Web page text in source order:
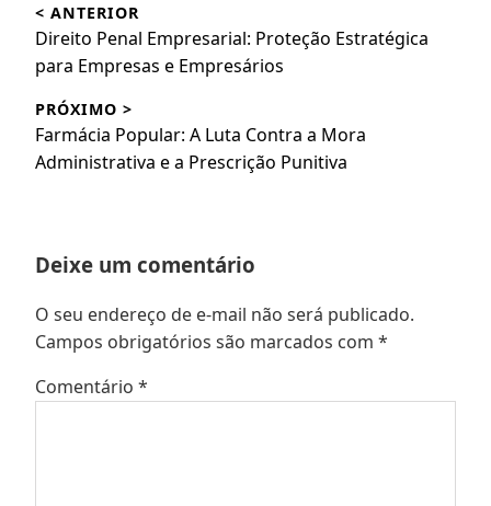
de
Post
< ANTERIOR
Post
anterior:
Direito Penal Empresarial: Proteção Estratégica
para Empresas e Empresários
PRÓXIMO >
Próximo
post:
Farmácia Popular: A Luta Contra a Mora
Administrativa e a Prescrição Punitiva
Deixe um comentário
O seu endereço de e-mail não será publicado.
Campos obrigatórios são marcados com *
Comentário *